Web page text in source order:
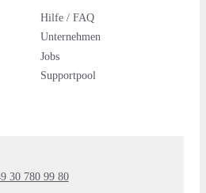
Hilfe / FAQ
Unternehmen
Jobs
Supportpool
30 780 99 80